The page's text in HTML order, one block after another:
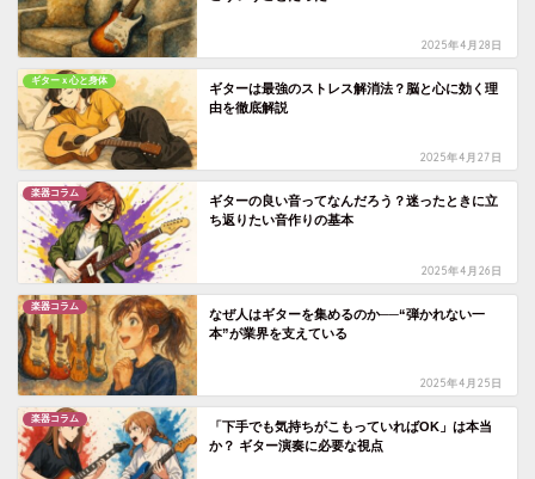
2025年4月28日
ギターｘ心と身体
ギターは最強のストレス解消法？脳と心に効く理
由を徹底解説
2025年4月27日
楽器コラム
ギターの良い音ってなんだろう？迷ったときに立
ち返りたい音作りの基本
2025年4月26日
楽器コラム
なぜ人はギターを集めるのか──“弾かれない一
本”が業界を支えている
2025年4月25日
楽器コラム
「下手でも気持ちがこもっていればOK」は本当
か？ ギター演奏に必要な視点